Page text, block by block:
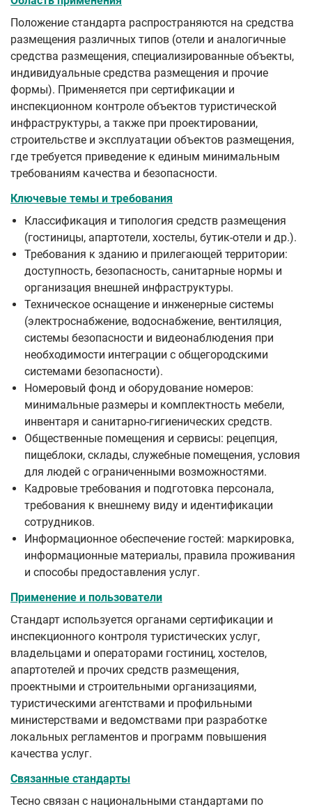
Положение стандарта распространяются на средства
размещения различных типов (отели и аналогичные
средства размещения, специализированные объекты,
индивидуальные средства размещения и прочие
формы). Применяется при сертификации и
инспекционном контроле объектов туристической
инфраструктуры, а также при проектировании,
строительстве и эксплуатации объектов размещения,
где требуется приведение к единым минимальным
требованиям качества и безопасности.
Ключевые темы и требования
Классификация и типология средств размещения
(гостиницы, апартотели, хостелы, бутик‑отели и др.).
Требования к зданию и прилегающей территории:
доступность, безопасность, санитарные нормы и
организация внешней инфраструктуры.
Техническое оснащение и инженерные системы
(электроснабжение, водоснабжение, вентиляция,
системы безопасности и видеонаблюдения при
необходимости интеграции с общегородскими
системами безопасности).
Номеровый фонд и оборудование номеров:
минимальные размеры и комплектность мебели,
инвентаря и санитарно‑гигиенических средств.
Общественные помещения и сервисы: рецепция,
пищеблоки, склады, служебные помещения, условия
для людей с ограниченными возможностями.
Кадровые требования и подготовка персонала,
требования к внешнему виду и идентификации
сотрудников.
Информационное обеспечение гостей: маркировка,
информационные материалы, правила проживания
и способы предоставления услуг.
Применение и пользователи
Стандарт используется органами сертификации и
инспекционного контроля туристических услуг,
владельцами и операторами гостиниц, хостелов,
апартотелей и прочих средств размещения,
проектными и строительными организациями,
туристическими агентствами и профильными
министерствами и ведомствами при разработке
локальных регламентов и программ повышения
качества услуг.
Связанные стандарты
Тесно связан с национальными стандартами по